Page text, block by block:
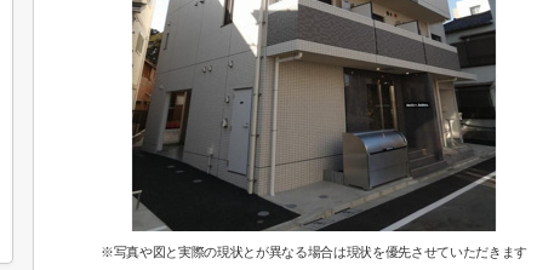
※写真や図と実際の現状とが異なる場合は現状を優先させていただきます